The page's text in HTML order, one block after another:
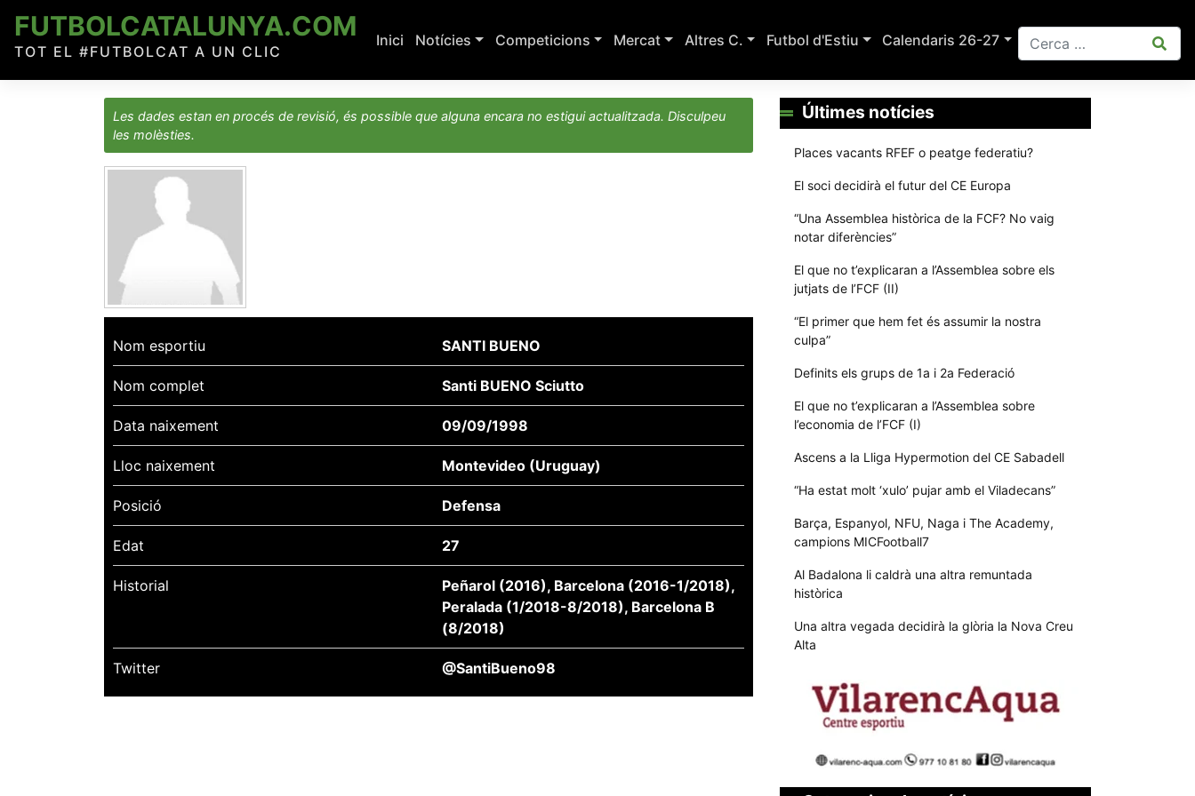
content
FUTBOLCATALUNYA.COM
TOT EL #FUTBOLCAT A UN CLIC
Inici Notícies Competicions Mercat Altres C. Futbol d'Estiu Calendaris 26-27
Les dades estan en procés de revisió, és possible que alguna encara no estigui actualitzada. Disculpeu
les molèsties.
Nom esportiu SANTI BUENO
Nom complet Santi BUENO Sciutto
Data naixement 09/09/1998
Lloc naixement Montevideo (Uruguay)
Posició Defensa
Edat 27
Historial
Peñarol (2016), Barcelona (2016-1/2018),
Peralada (1/2018-8/2018), Barcelona B
(8/2018)
Twitter @SantiBueno98
Últimes notícies
Places vacants RFEF o peatge federatiu?
El soci decidirà el futur del CE Europa
“Una Assemblea històrica de la FCF? No vaig
notar diferències”
El que no t’explicaran a l’Assemblea sobre els
jutjats de l’FCF (II)
“El primer que hem fet és assumir la nostra
culpa”
Definits els grups de 1a i 2a Federació
El que no t’explicaran a l’Assemblea sobre
l’economia de l’FCF (I)
Ascens a la Lliga Hypermotion del CE Sabadell
“Ha estat molt ‘xulo’ pujar amb el Viladecans”
Barça, Espanyol, NFU, Naga i The Academy,
campions MICFootball7
Al Badalona li caldrà una altra remuntada
històrica
Una altra vegada decidirà la glòria la Nova Creu
Alta
Aquestes